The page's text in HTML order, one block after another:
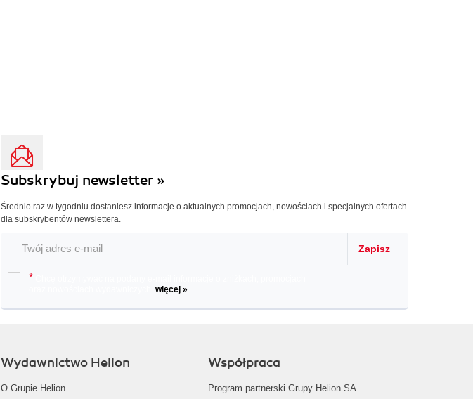
Subskrybuj newsletter »
Średnio raz w tygodniu dostaniesz informacje o aktualnych promocjach, nowościach i specjalnych ofertach
dla subskrybentów newslettera.
Zapisz
*
więcej »
Wydawnictwo Helion
O Grupie Helion
Współpraca
Program partnerski Grupy Helion SA